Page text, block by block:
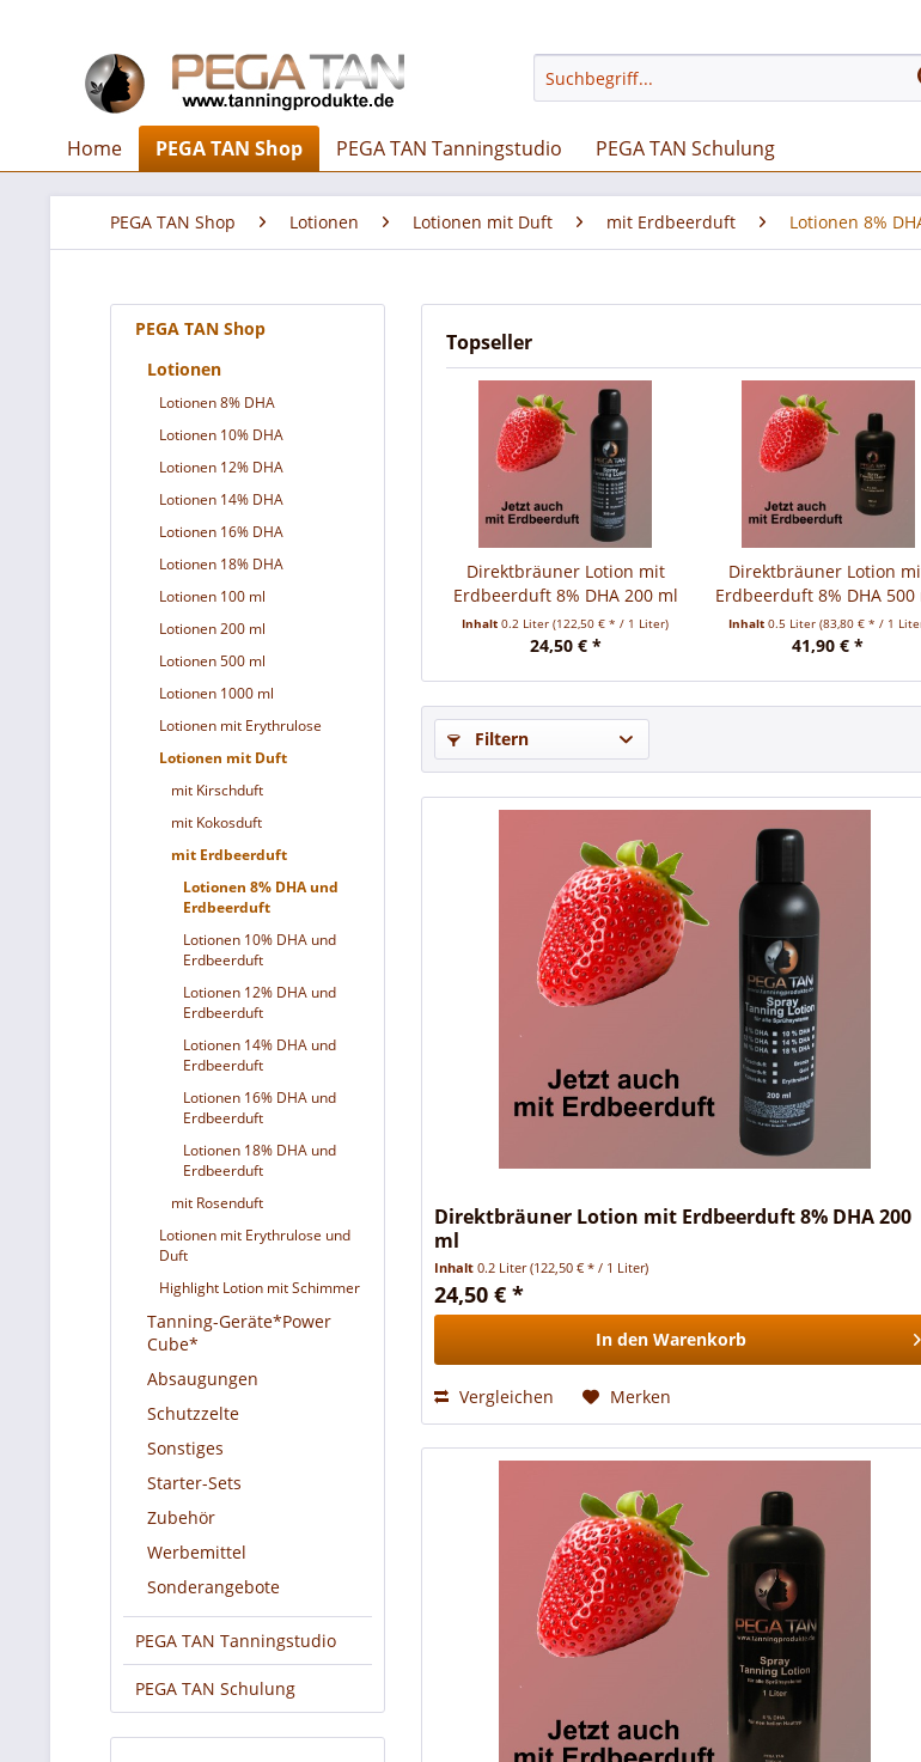
Home PEGA TAN Shop PEGA TAN Tanningstudio PEGA TAN Schulung
PEGA TAN Shop Lotionen Lotionen mit Duft mit Erdbeerduft Lotionen 8%
PEGA TAN Shop
Lotionen
Lotionen 8% DHA
Lotionen 10% DHA
Lotionen 12% DHA
Lotionen 14% DHA
Lotionen 16% DHA
Lotionen 18% DHA
Lotionen 100 ml
Lotionen 200 ml
Lotionen 500 ml
Lotionen 1000 ml
Lotionen mit Erythrulose
Lotionen mit Duft
mit Kirschduft
mit Kokosduft
mit Erdbeerduft
Lotionen 8% DHA und
Erdbeerduft
Lotionen 10% DHA und
Erdbeerduft
Lotionen 12% DHA und
Erdbeerduft
Lotionen 14% DHA und
Erdbeerduft
Lotionen 16% DHA und
Erdbeerduft
Lotionen 18% DHA und
Erdbeerduft
mit Rosenduft
Lotionen mit Erythrulose und
Duft
Highlight Lotion mit Schimmer
Tanning-Geräte*Power
Cube*
Absaugungen
Schutzzelte
Sonstiges
Starter-Sets
Zubehör
Werbemittel
Sonderangebote
PEGA TAN Tanningstudio
PEGA TAN Schulung
Topseller
Direktbräuner Lotion mit
Erdbeerduft 8% DHA 200 ml
Inhalt0.2 Liter(122,50 € * / 1 Liter)
24,50 € *
Direktbräuner Lotion
Erdbeerduft 8% DHA 500
Inhalt 0.5 Liter (83,80 € * / 1
41,90 € *
Filtern
Direktbräuner Lotion mit Erdbeerduft 8% DHA 200
ml
Inhalt0.2 Liter(122,50 € * / 1 Liter)
24,50 € *
In den Warenkorb
Vergleichen Merken